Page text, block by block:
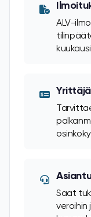
ALV-
Saat
veroihin